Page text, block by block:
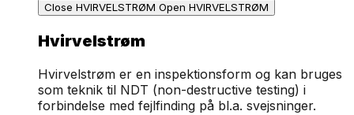
Close HVIRVELSTRØM Open HVIRVELSTRØM
Hvirvelstrøm
Hvirvelstrøm er en inspektionsform og kan bruges
som teknik til NDT (non-destructive testing) i
forbindelse med fejlfinding på bl.a. svejsninger.